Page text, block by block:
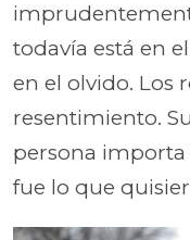
todavía está en
en el olvido. Los
resentimiento.
persona importa
fue lo que